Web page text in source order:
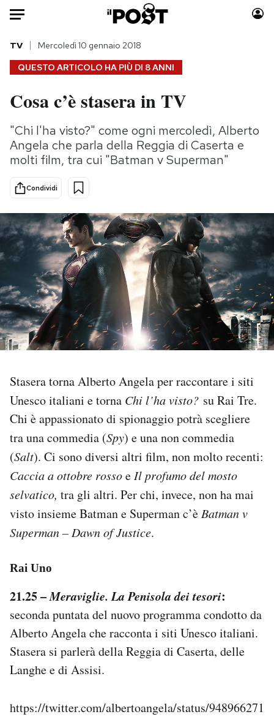
Auto
HOME
Italia
Politica
Tecnologia
Scienza
Economia
Sport
Moda
Consumismi
Storie/Idee
Altrecose
Mondiali calcio 2026
PODCAST
NEWSLETTER
I MIEI PREFERITI
SHOP
CALENDARIO
AREA PERSONALE
Regala il Post
Hai bisogno di aiuto?
QUESTO ARTICOLO HA PIÙ DI 8 ANNI
TV Mercoledì 10 gennaio 2018
Cosa c’è stasera in TV
"Chi l'ha visto?" come ogni mercoledì, Alberto
Angela che parla della Reggia di Caserta e
molti film, tra cui "Batman v Superman"
Condividi
Stasera torna Alberto Angela per raccontare i siti
Unesco italiani e torna Chi l’ha visto? su Rai Tre.
Chi è appassionato di spionaggio potrà scegliere
tra una commedia (Spy) e una non commedia
(Salt). Ci sono diversi altri film, non molto recenti:
Caccia a ottobre rossoeIl profumo del mosto
selvatico, tra gli altri. Per chi, invece, non ha mai
visto insieme Batman e Superman c’èBatman v
Superman – Dawn of Justice.
Rai Uno
21.25 –Meraviglie. La Penisola dei tesori:
seconda puntata del nuovo programma condotto da
Alberto Angela che racconta i siti Unesco italiani.
Stasera si parlerà della Reggia di Caserta, delle
Langhe e di Assisi.
https://twitter.com/albertoangela/status/948966271